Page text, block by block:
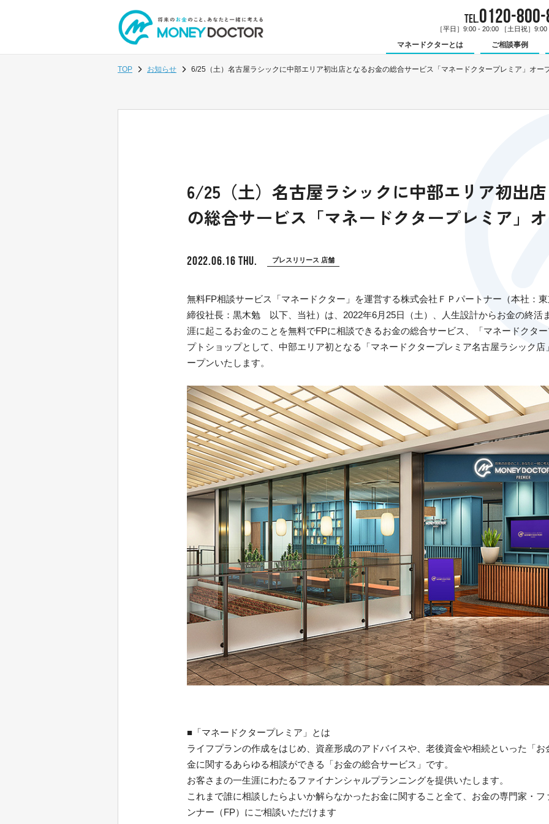
TEL. 0120-
［平日］9:00 - 20:00 ［土日祝］
マネードクターとは ご相談事例
TOP お知らせ 6/25（土）名古屋ラシックに中部エリア初出店となるお金の総合サービス「マネードクタープレミア」オー
6/25（土）名古屋ラシックに中部エリア初出
の総合サービス「マネードクタープレミア」
2022.06.16 THU. プレスリリース 店舗
無料FP相談サービス「マネードクター」を運営する株式会社ＦＰパートナー（本社：
締役社長：黒木勉 以下、当社）は、2022年6月25日（土）、人生設計からお金の終活
涯に起こるお金のことを無料でFPに相談できるお金の総合サービス、「マネードクタ
プトショップとして、中部エリア初となる「マネードクタープレミア名古屋ラシック店
ープンいたします。
■「マネードクタープレミア」とは
ライフプランの作成をはじめ、資産形成のアドバイスや、老後資金や相続といった「お
金に関するあらゆる相談ができる「お金の総合サービス」です。
お客さまの一生涯にわたるファイナンシャルプランニングを提供いたします。
これまで誰に相談したらよいか解らなかったお金に関すること全て、お金の専門家・
ンナー（FP）にご相談いただけます